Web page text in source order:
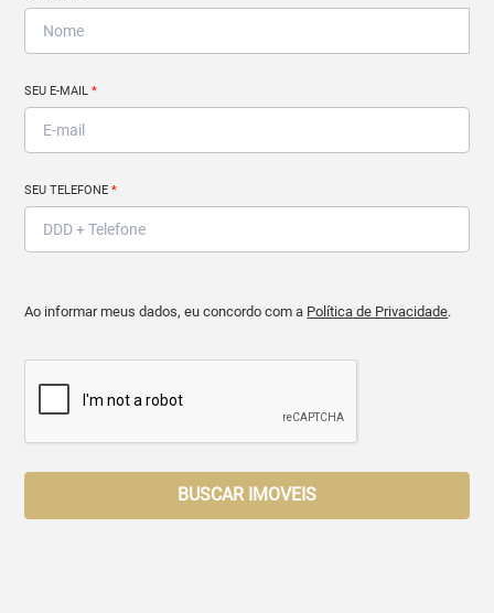
SEU E-MAIL*
SEU TELEFONE*
Ao informar meus dados, eu concordo com a Política de Privacidade.
BUSCAR IMOVEIS